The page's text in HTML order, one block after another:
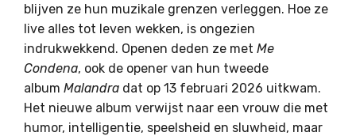
blijven ze hun muzikale grenzen verleggen. Hoe ze
live alles tot leven wekken, is ongezien
indrukwekkend. Openen deden ze met Me
Condena, ook de opener van hun tweede
album Malandra dat op 13 februari 2026 uitkwam.
Het nieuwe album verwijst naar een vrouw die met
humor, intelligentie, speelsheid en sluwheid, maar